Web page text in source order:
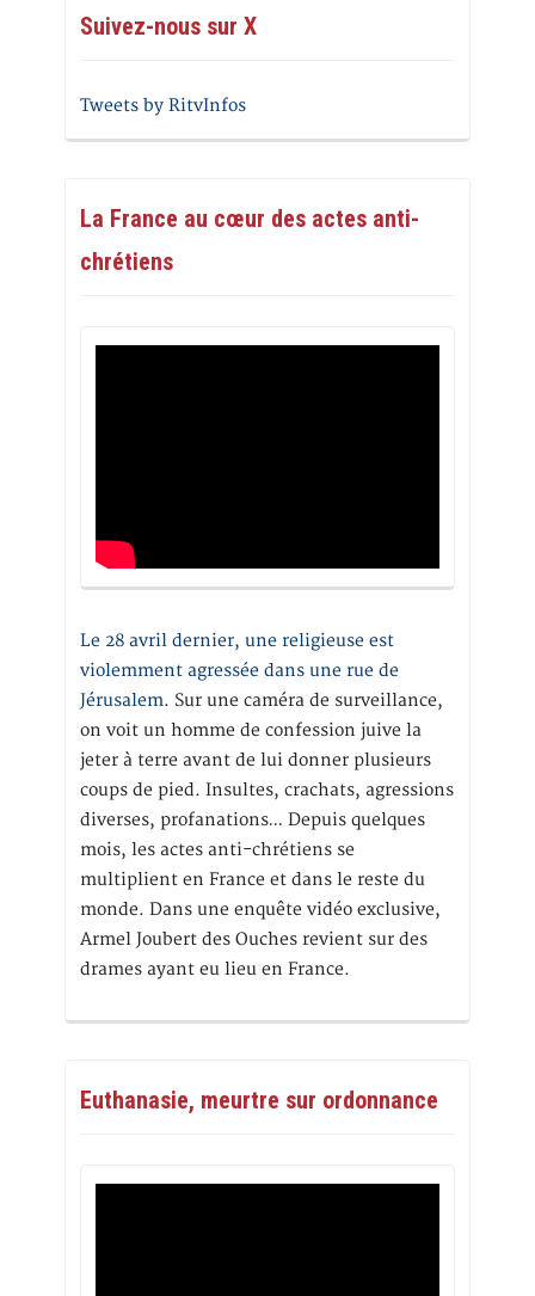
Suivez-nous sur X
Tweets by RitvInfos
La France au cœur des actes anti-
chrétiens
Le 28 avril dernier, une religieuse est
violemment agressée dans une rue de
Jérusalem. Sur une caméra de surveillance,
on voit un homme de confession juive la
jeter à terre avant de lui donner plusieurs
coups de pied. Insultes, crachats, agressions
diverses, profanations… Depuis quelques
mois, les actes anti-chrétiens se
multiplient en France et dans le reste du
monde. Dans une enquête vidéo exclusive,
Armel Joubert des Ouches revient sur des
drames ayant eu lieu en France.
Euthanasie, meurtre sur ordonnance